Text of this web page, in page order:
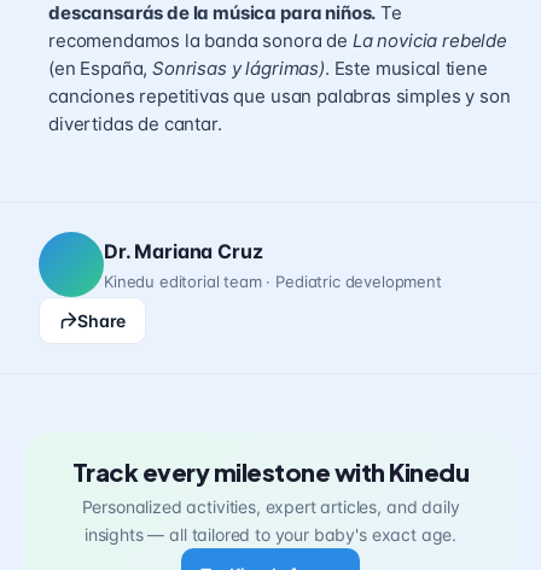
descansarás de la música para niños. Te
recomendamos la banda sonora de La novicia rebelde
(en España,Sonrisas y lágrimas). Este musical tiene
canciones repetitivas que usan palabras simples y son
divertidas de cantar.
Dr. Mariana Cruz
Kinedu editorial team · Pediatric development
Share
Track every milestone with Kinedu
Personalized activities, expert articles, and daily
insights — all tailored to your baby's exact age.